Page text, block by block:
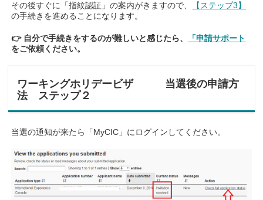
その後すぐに「指紋認証」の案内がきますので、
【ステップ3】
の手続きを進めることになります。
👉 自分で手続きをするのが難しいと感じたら、
「申請サポート
をご依頼ください。
ワーキングホリデービザ 当選後の申請方
法 ステップ２
当選の通知が来たら「MyCIC」にログインしてください。